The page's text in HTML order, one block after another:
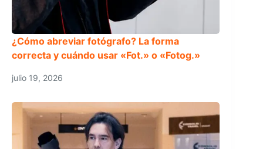
¿Cómo abreviar fotógrafo? La forma
correcta y cuándo usar «Fot.» o «Fotog.»
julio 19, 2026